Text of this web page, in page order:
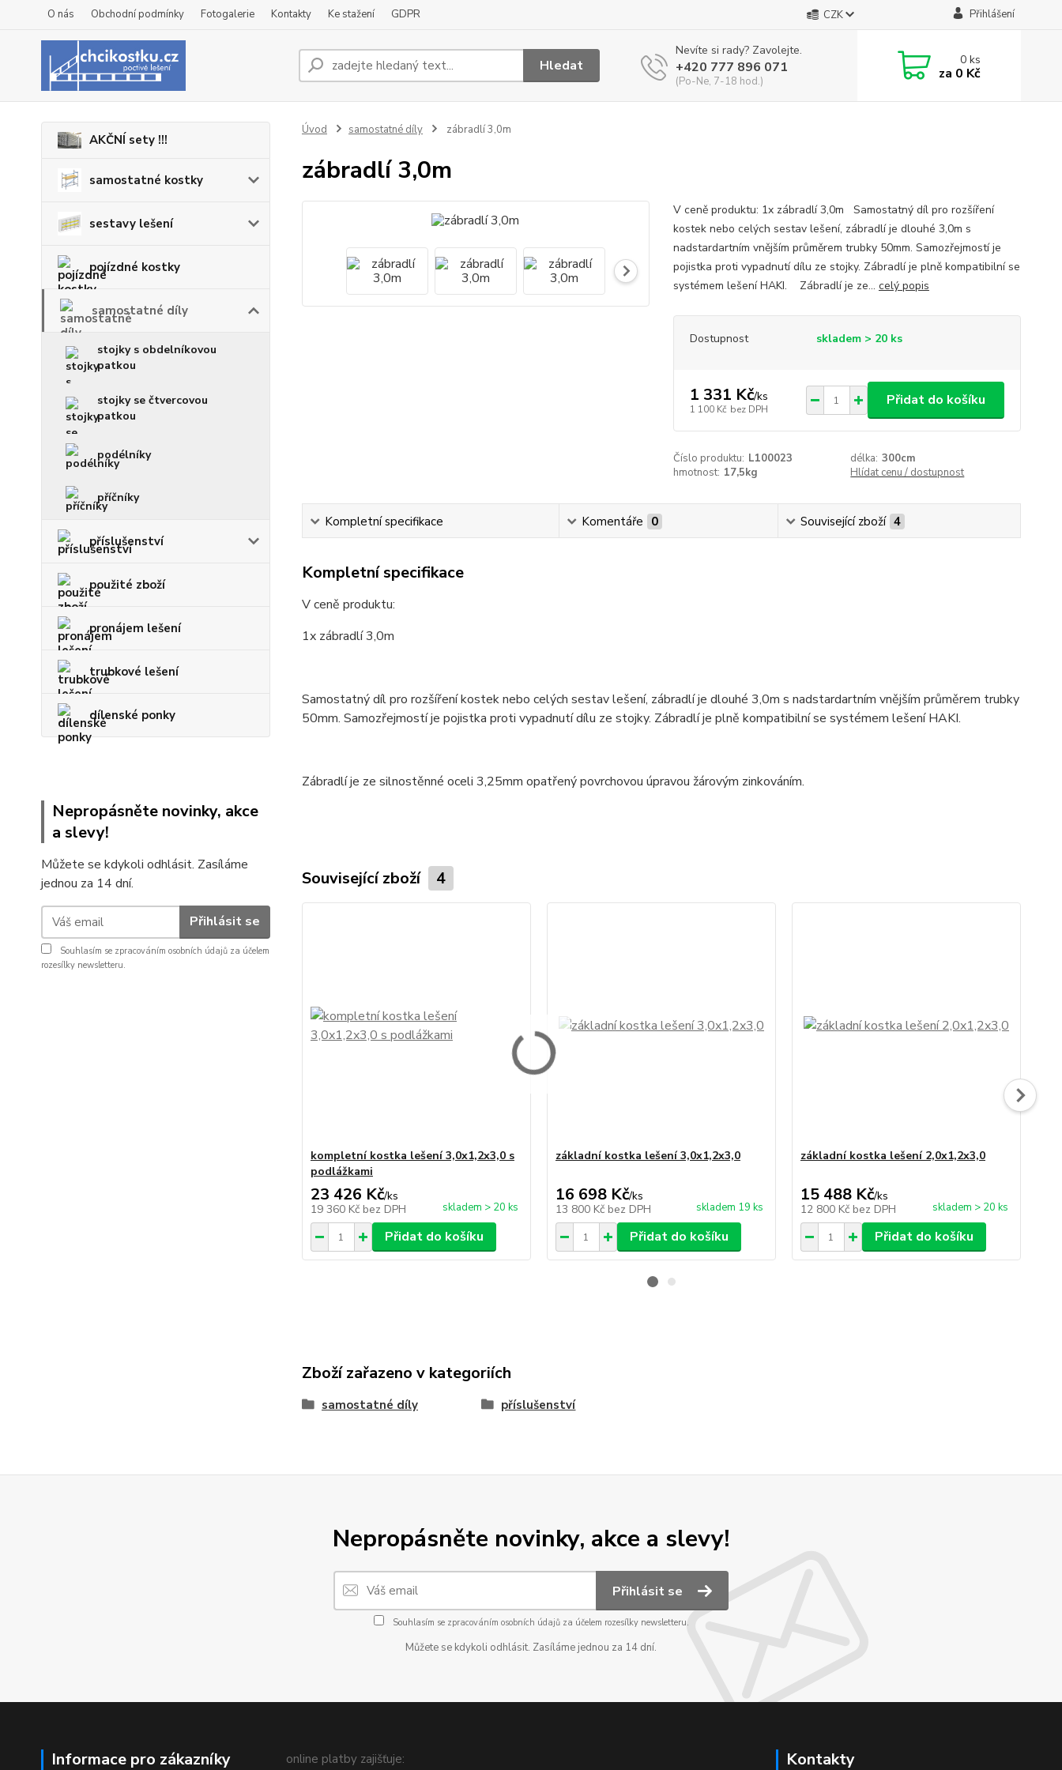
O nás Obchodní podmínky Fotogalerie Kontakty Ke stažení GDPR CZK Přihlášení
Hledat
Nevíte si rady? Zavolejte.
+420 777 896 071
(Po-Ne, 7-18 hod.)
0ks
za 0 Kč
AKČNÍ sety !!!
samostatné kostky
sestavy lešení
pojízdné kostky
samostatné díly
stojky s obdelníkovou
patkou
stojky se čtvercovou
patkou
podélníky
příčníky
příslušenství
použité zboží
pronájem lešení
trubkové lešení
dílenské ponky
Nepropásněte novinky, akce
a slevy!
Můžete se kdykoli odhlásit. Zasíláme
jednou za 14 dní.
Přihlásit se
Souhlasím se zpracováním osobních údajů za účelem
rozesílky newsletteru.
Úvod samostatné díly zábradlí 3,0m
zábradlí 3,0m
V ceně produktu: 1x zábradlí 3,0m Samostatný díl pro rozšíření
kostek nebo celých sestav lešení, zábradlí je dlouhé 3,0m s
nadstardartním vnějším průměrem trubky 50mm. Samozřejmostí je
pojistka proti vypadnutí dílu ze stojky. Zábradlí je plně kompatibilní se
systémem lešení HAKI. Zábradlí je ze... celý popis
Dostupnost skladem > 20 ks
1 331 Kč/ks
1 100 Kč bez DPH
Přidat do košíku
Číslo produktu: L100023 délka: 300cm
hmotnost: 17,5kg Hlídat cenu / dostupnost
Kompletní specifikace Komentáře 0 Související zboží 4
Kompletní specifikace
V ceně produktu:
1x zábradlí 3,0m
Samostatný díl pro rozšíření kostek nebo celých sestav lešení, zábradlí je dlouhé 3,0m s nadstardartním vnějším průměrem trubky
50mm. Samozřejmostí je pojistka proti vypadnutí dílu ze stojky. Zábradlí je plně kompatibilní se systémem lešení HAKI.
Zábradlí je ze silnostěnné oceli 3,25mm opatřený povrchovou úpravou žárovým zinkováním.
Související zboží 4
kompletní kostka lešení 3,0x1,2x3,0 s
podlážkami
23 426 Kč/ks
19 360 Kč bez DPH skladem > 20 ks
Přidat do košíku
základní kostka lešení 3,0x1,2x3,0
16 698 Kč/ks
13 800 Kč bez DPH skladem 19 ks
Přidat do košíku
základní kostka lešení 2,0x1,2x3,0
15 488 Kč/ks
12 800 Kč bez DPH skladem > 20 ks
Přidat do košíku
Zboží zařazeno v kategoriích
samostatné díly příslušenství
Nepropásněte novinky, akce a slevy!
Přihlásit se
Souhlasím se zpracováním osobních údajůza účelem rozesílky newsletteru.
Můžete se kdykoli odhlásit. Zasíláme jednou za 14 dní.
Informace pro zákazníky online platby zajišťuje: Kontakty